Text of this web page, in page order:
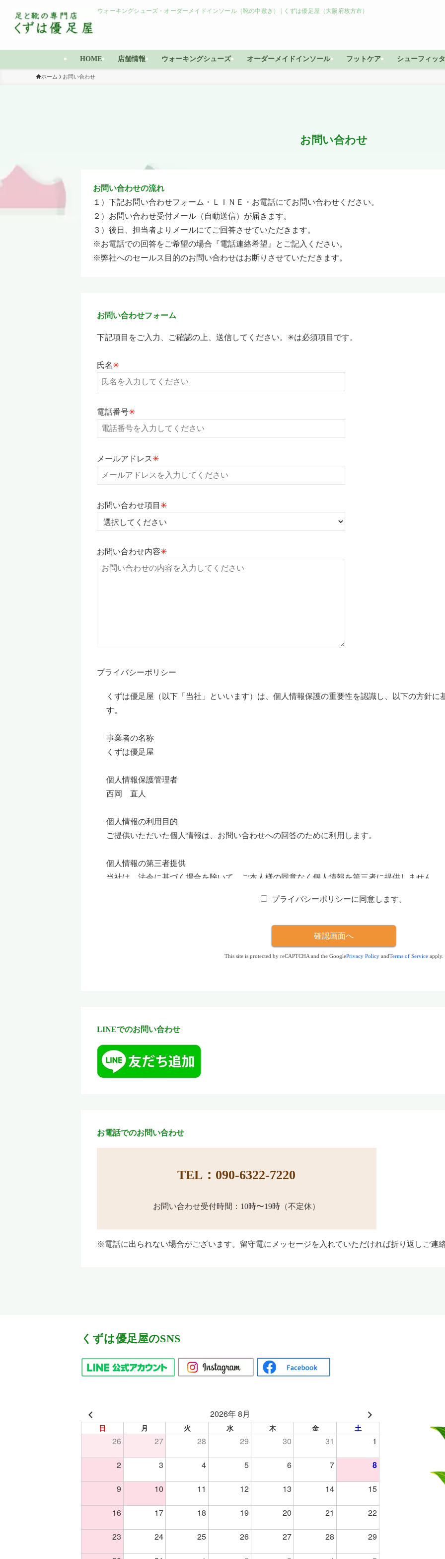
ウォーキングシューズ・オーダーメイドインソール（靴の中敷き） | くずは優足屋（大阪府枚方市）
HOME 店舗情報 ウォーキングシューズ オーダーメイドインソール フットケア シューフィッ
ホーム お問い合わせ
お問い合わせ
お問い合わせの流れ
１）下記お問い合わせフォーム・ＬＩＮＥ・お電話にてお問い合わせください。
２）お問い合わせ受付メール（自動送信）が届きます。
３）後日、担当者よりメールにてご回答させていただきます。
※お電話での回答をご希望の場合『電話連絡希望』とご記入ください。
※弊社へのセールス目的のお問い合わせはお断りさせていただきます。
お問い合わせフォーム
下記項目をご入力、ご確認の上、送信してください。✳︎は必須項目です。
氏名✳︎
電話番号✳︎
メールアドレス✳︎
お問い合わせ項目 ✳︎
お問い合わせ内容✳︎
プライバシーポリシー
くずは優足屋（以下「当社」といいます）は、個人情報保護の重要性を認識し、以下の方針に
す。
事業者の名称
くずは優足屋
個人情報保護管理者
西岡 直人
個人情報の利用目的
ご提供いただいた個人情報は、お問い合わせへの回答のために利用します。
個人情報の第三者提供
当社は、法令に基づく場合を除いて、ご本人様の同意なく個人情報を第三者に提供しません。
保有個人データの開示等および問い合わせ窓口について
ご提供いただいた個人情報の開示等（開示、訂正、追加又は削除など）を請求する場合には、
メールアドレス：kuzuha-yusokuya@outlook.jp
プライバシーポリシーに同意します。
This site is protected by reCAPTCHA and the GooglePrivacy PolicyandTerms of Serviceapply.
LINEでのお問い合わせ
お電話でのお問い合わせ
TEL：090-6322-7220
お問い合わせ受付時間：10時〜19時（不定休）
※電話に出られない場合がございます。留守電にメッセージを入れていただければ折り返しご連絡
くずは優足屋のSNS
2026年 8月
日 月 火 水 木 金 土
26 27 28 29 30 31 1
2 3 4 5 6 7 8
9 10 11 12 13 14 15
16 17 18 19 20 21 22
23 24 25 26 27 28 29